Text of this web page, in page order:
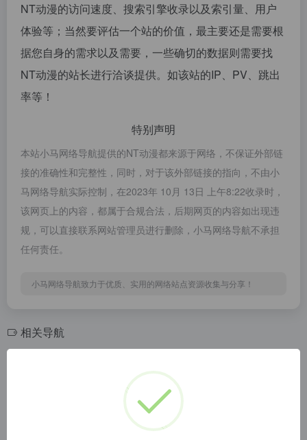
NT动漫的访问速度、搜索引擎收录以及索引量、用户
体验等；当然要评估一个站的价值，最主要还是需要根
据您自身的需求以及需要，一些确切的数据则需要找
NT动漫的站长进行洽谈提供。如该站的IP、PV、跳出
率等！
特别声明
本站小马网络导航提供的NT动漫都来源于网络，不保证外部链
接的准确性和完整性，同时，对于该外部链接的指向，不由小
马网络导航实际控制，在2023年 10月 13日 上午8:22收录时，
该网页上的内容，都属于合规合法，后期网页的内容如出现违
规，可以直接联系网站管理员进行删除，小马网络导航不承担
任何责任。
小马网络导航致力于优质、实用的网络站点资源收集与分享！
相关导航
AnFuns动漫,本站提供1080P 720P BDRIP动漫资源收集整理,专门为您提供海量的高质量高画质的在线动漫资源的网站门户.